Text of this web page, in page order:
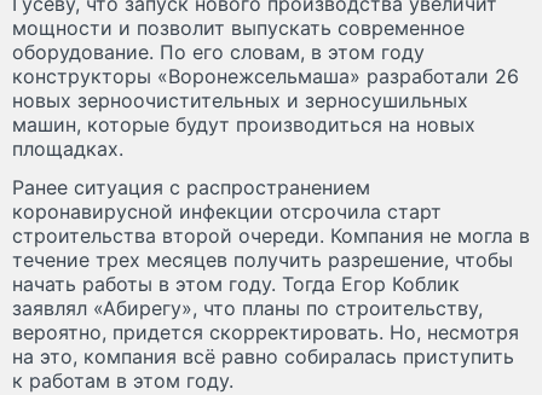
мощности и позволит выпускать современное
оборудование. По его словам, в этом году
конструкторы «Воронежсельмаша» разработали 26
новых зерноочистительных и зерносушильных
машин, которые будут производиться на новых
площадках.
Ранее ситуация с распространением
коронавирусной инфекции отсрочила старт
строительства второй очереди. Компания не могла в
течение трех месяцев получить разрешение, чтобы
начать работы в этом году. Тогда Егор Коблик
заявлял «Абирегу», что планы по строительству,
вероятно, придется скорректировать. Но, несмотря
на это, компания всё равно собиралась приступить
к работам в этом году.